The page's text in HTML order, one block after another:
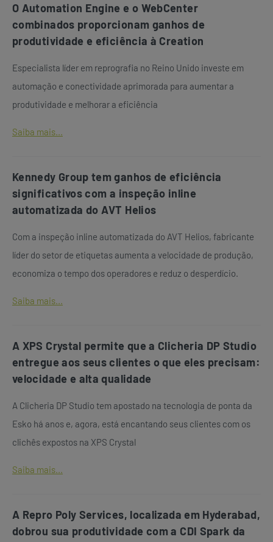
O Automation Engine e o WebCenter
combinados proporcionam ganhos de
produtividade e eficiência à Creation
Especialista líder em reprografia no Reino Unido investe em
automação e conectividade aprimorada para aumentar a
produtividade e melhorar a eficiência
Saiba mais...
Kennedy Group tem ganhos de eficiência
significativos com a inspeção inline
automatizada do AVT Helios
Com a inspeção inline automatizada do AVT Helios, fabricante
líder do setor de etiquetas aumenta a velocidade de produção,
economiza o tempo dos operadores e reduz o desperdício.
Saiba mais...
A XPS Crystal permite que a Clicheria DP Studio
entregue aos seus clientes o que eles precisam:
velocidade e alta qualidade
A Clicheria DP Studio tem apostado na tecnologia de ponta da
Esko há anos e, agora, está encantando seus clientes com os
clichês expostos na XPS Crystal
Saiba mais...
A Repro Poly Services, localizada em Hyderabad,
dobrou sua produtividade com a CDI Spark da